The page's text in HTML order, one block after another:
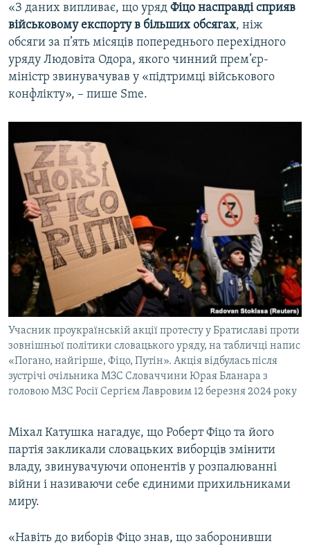
«З даних випливає, що уряд Фіцо насправді сприяв
військовому експорту в більших обсягах, ніж
обсяги за п’ять місяців попереднього перехідного
уряду Людовіта Одора, якого чинний прем’єр-
міністр звинувачував у «підтримці військового
конфлікту», – пише Sme.
Учасник проукраїнській акції протесту у Братиславі проти
зовнішньої політики словацького уряду, на табличці напис
«Погано, найгірше, Фіцо, Путін». Акція відбулась після
зустрічі очільника МЗС Словаччини Юрая Бланара з
головою МЗС Росії Сергієм Лавровим 12 березня 2024 року
Міхал Катушка нагадує, що Роберт Фіцо та його
партія закликали словацьких виборців змінити
владу, звинувачуючи опонентів у розпалюванні
війни і називаючи себе єдиними прихильниками
миру.
«Навіть до виборів Фіцо знав, що заборонивши